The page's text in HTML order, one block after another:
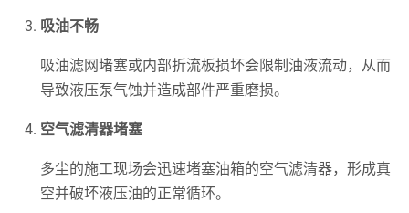
吸油不畅
吸油滤网堵塞或内部折流板损坏会限制油液流动，从而
导致液压泵气蚀并造成部件严重磨损。
空气滤清器堵塞
多尘的施工现场会迅速堵塞油箱的空气滤清器，形成真
空并破坏液压油的正常循环。